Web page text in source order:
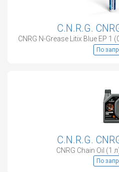
C.N.R.G.
По
C.N.R.G.
CNRG Chain Oil (1
По